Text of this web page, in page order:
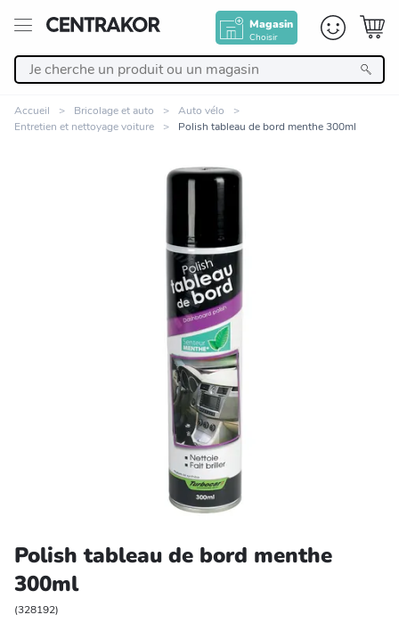
Magasin
Choisir
Linge de maison
Cuisine et art de la table
Salle de bain et beauté
Entretien et rangement
Bricolage et auto
Jardin et plein air
Accueil Bricolage et auto
Auto vélo
Entretien et nettoyage voiture
Polish tableau de bord menthe 300ml
Polish tableau de bord menthe
300ml
(328192)